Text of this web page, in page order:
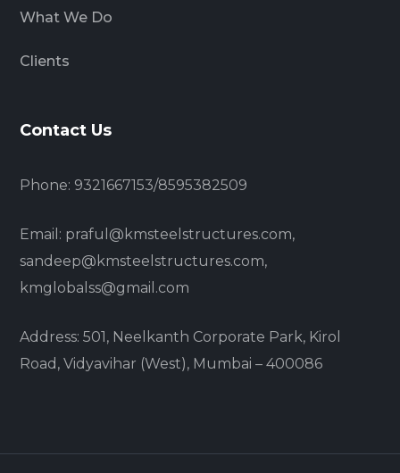
What We Do
Clients
Contact Us
Phone: 9321667153/8595382509
Email: praful@kmsteelstructures.com,
sandeep@kmsteelstructures.com,
kmglobalss@gmail.com
Address: 501, Neelkanth Corporate Park, Kirol
Road, Vidyavihar (West), Mumbai – 400086